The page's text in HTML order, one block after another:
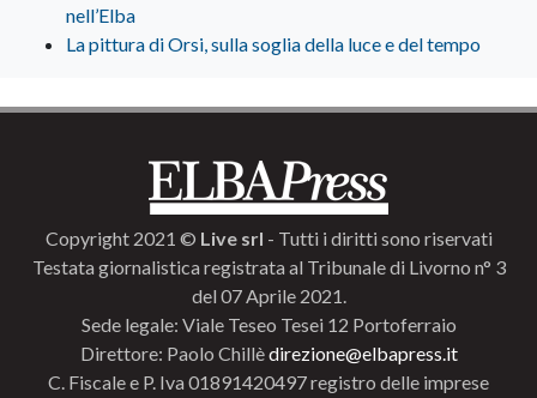
nell’Elba
La pittura di Orsi, sulla soglia della luce e del tempo
Copyright 2021 © Live srl - Tutti i diritti sono riservati
Testata giornalistica registrata al Tribunale di Livorno n° 3
del 07 Aprile 2021.
Sede legale: Viale Teseo Tesei 12 Portoferraio
Direttore: Paolo Chillèdirezione@elbapress.it
C. Fiscale e P. Iva 01891420497 registro delle imprese